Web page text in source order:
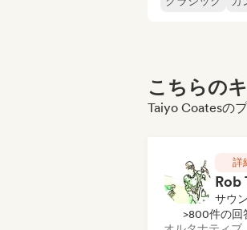
こちらの
Taiyo Coatesの
詳
サウ
>800件の回